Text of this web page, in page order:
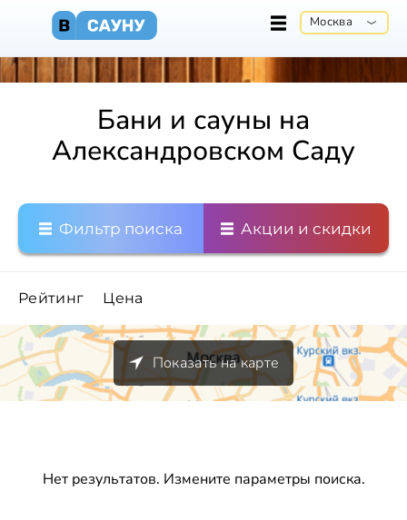
Москва
Бани и сауны на
Александровском Саду
Фильтр поиска Акции и скидки
Рейтинг Цена
Показать на карте
Нет результатов. Измените параметры поиска.